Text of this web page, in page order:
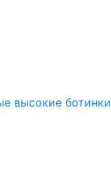
высокие ботинки